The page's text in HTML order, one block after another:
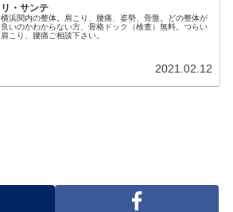
リ・サンテ
横浜関内の整体。肩こり、腰痛、姿勢、骨盤。どの整体が
良いのかわからない方、骨格ドック（検査）無料。つらい
肩こり、腰痛ご相談下さい。
2021.02.12